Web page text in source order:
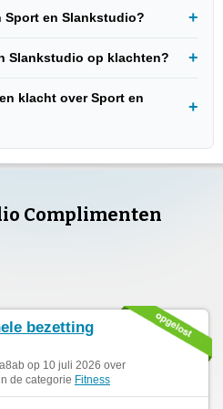
Sport en Slankstudio?
Slankstudio op klachten?
klacht over Sport en
Complimenten
bezetting
op 10 juli 2026 over
de categorie Fitness